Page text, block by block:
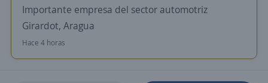
Importante empresa del sector automotriz
Girardot, Aragua
Hace 4 horas